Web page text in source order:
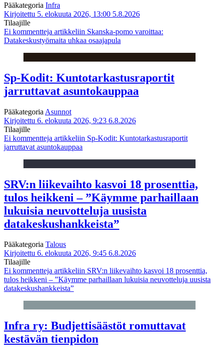
Pääkategoria Infra
Kirjoitettu 5. elokuuta 2026, 13:00 5.8.2026
Tilaajille
Ei kommentteja artikkeliin Skanska-pomo varoittaa:
Datakeskustyömaita uhkaa osaajapula
Sp-Kodit: Kuntotarkastusraportit
jarruttavat asuntokauppaa
Pääkategoria Asunnot
Kirjoitettu 6. elokuuta 2026, 9:23 6.8.2026
Tilaajille
Ei kommentteja artikkeliin Sp-Kodit: Kuntotarkastusraportit
jarruttavat asuntokauppaa
SRV:n liikevaihto kasvoi 18 prosenttia,
tulos heikkeni – ”Käymme parhaillaan
lukuisia neuvotteluja uusista
datakeskushankkeista”
Pääkategoria Talous
Kirjoitettu 6. elokuuta 2026, 9:45 6.8.2026
Tilaajille
Ei kommentteja artikkeliin SRV:n liikevaihto kasvoi 18 prosenttia,
tulos heikkeni – ”Käymme parhaillaan lukuisia neuvotteluja uusista
datakeskushankkeista”
Infra ry: Budjettisäästöt romuttavat
kestävän tienpidon